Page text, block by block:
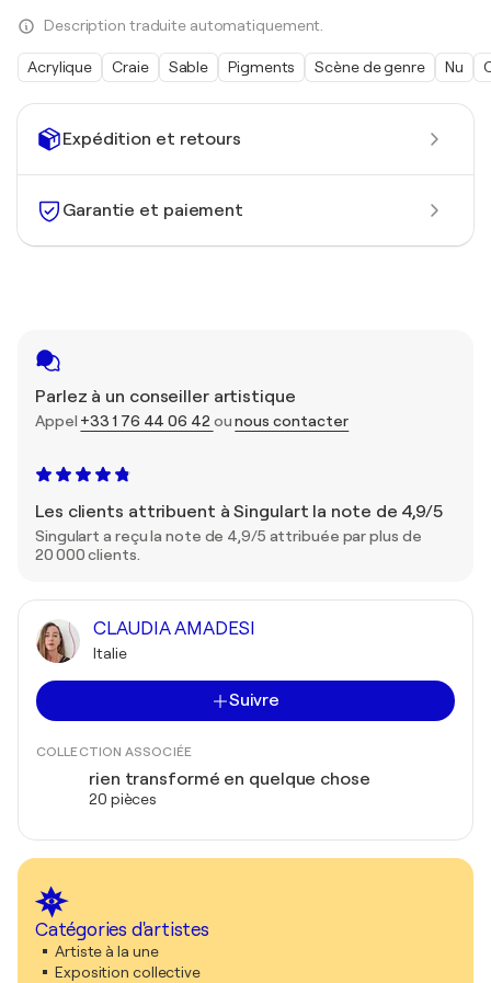
Expédition et retours
Garantie et paiement
Parlez à un conseiller artistique
Appel +33 1 76 44 06 42ounous contacter
Les clients attribuent à Singulart la note de 4,9/5
Singulart a reçu la note de 4,9/5 attribuée par plus de
20 000 clients.
CLAUDIA AMADESI
Italie
Suivre
COLLECTION ASSOCIÉE
rien transformé en quelque chose
20 pièces
Catégories d'artistes
Artiste à la une
Exposition collective
Description traduite automatiquement.
Acrylique Craie Sable Pigments Scène de genre Nu